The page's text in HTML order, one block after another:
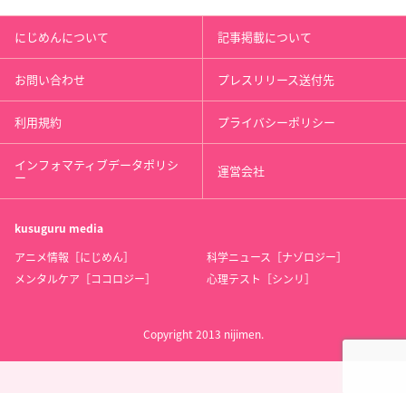
にじめんについて 記事掲載について
お問い合わせ プレスリリース送付先
利用規約 プライバシーポリシー
インフォマティブデータポリシ
ー 運営会社
kusuguru media
アニメ情報［にじめん］
科学ニュース［ナゾロジー］
メンタルケア［ココロジー］
心理テスト［シンリ］
Copyright 2013 nijimen.